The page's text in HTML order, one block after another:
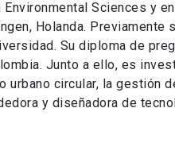
Sciences y
Holanda.
Su diploma de
Junto a ello, es
urbano circular, la gestión
y diseñadora de